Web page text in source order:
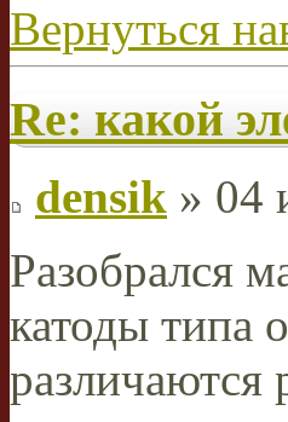
Вернуться
Re: какой
densik » 04
Разобрался
катоды типа
различаются